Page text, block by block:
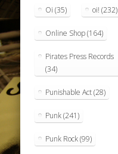
Oi (35) oi! (232)
Online Shop(164)
Pirates Press Records
(34)
Punishable Act(28)
Punk(241)
Punk Rock(99)